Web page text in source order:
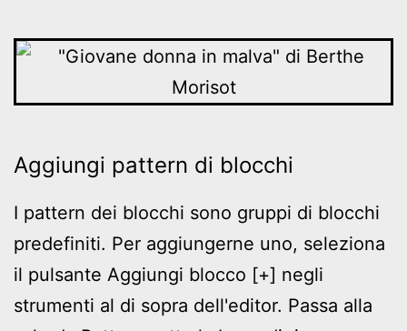
Aggiungi pattern di blocchi
I pattern dei blocchi sono gruppi di blocchi
predefiniti. Per aggiungerne uno, seleziona
il pulsante Aggiungi blocco [+] negli
strumenti al di sopra dell'editor. Passa alla